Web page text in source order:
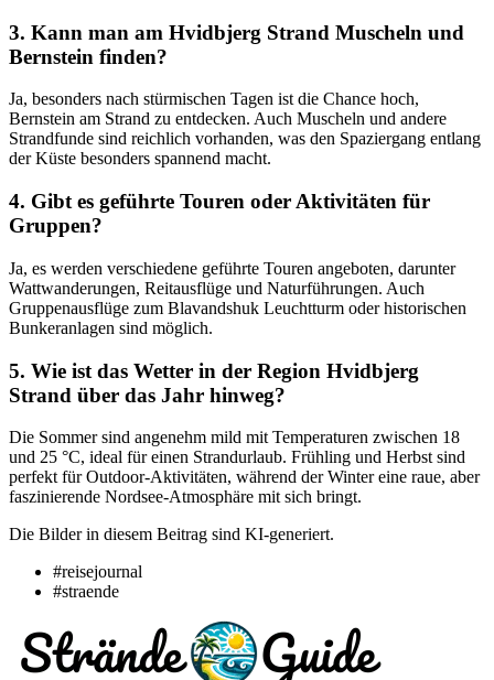
3. Kann man am Hvidbjerg Strand Muscheln und
Bernstein finden?
Ja, besonders nach stürmischen Tagen ist die Chance hoch,
Bernstein am Strand zu entdecken. Auch Muscheln und andere
Strandfunde sind reichlich vorhanden, was den Spaziergang entlang
der Küste besonders spannend macht.
4. Gibt es geführte Touren oder Aktivitäten für
Gruppen?
Ja, es werden verschiedene geführte Touren angeboten, darunter
Wattwanderungen, Reitausflüge und Naturführungen. Auch
Gruppenausflüge zum Blavandshuk Leuchtturm oder historischen
Bunkeranlagen sind möglich.
5. Wie ist das Wetter in der Region Hvidbjerg
Strand über das Jahr hinweg?
Die Sommer sind angenehm mild mit Temperaturen zwischen 18
und 25 °C, ideal für einen Strandurlaub. Frühling und Herbst sind
perfekt für Outdoor-Aktivitäten, während der Winter eine raue, aber
faszinierende Nordsee-Atmosphäre mit sich bringt.
Die Bilder in diesem Beitrag sind KI-generiert.
#reisejournal
#straende